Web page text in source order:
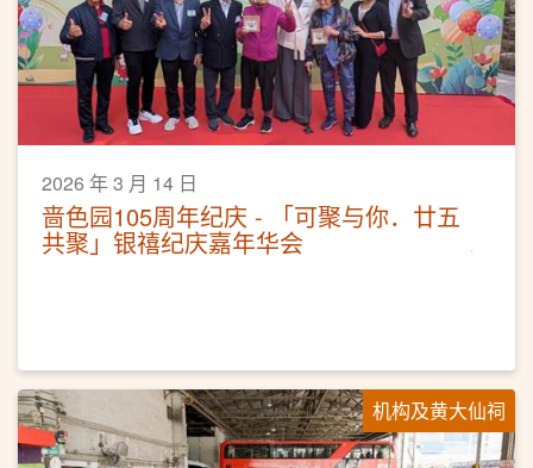
2026 年 3 月 14 日
啬色园105周年纪庆 - 「可聚与你．廿五
共聚」银禧纪庆嘉年华会
机构及黄大仙祠